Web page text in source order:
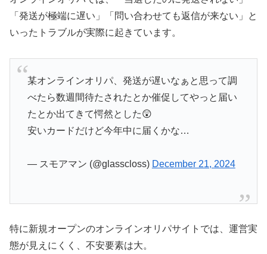
「発送が極端に遅い」「問い合わせても返信が来ない」と
いったトラブルが実際に起きています。
某オンラインオリパ、発送が遅いなぁと思って調
べたら数週間待たされたとか催促してやっと届い
たとか出てきて愕然とした😲
安いカードだけど今年中に届くかな…
— スモアマン (@glasscloss) December 21, 2024
特に新規オープンのオンラインオリパサイトでは、運営実
態が見えにくく、不安要素は大。